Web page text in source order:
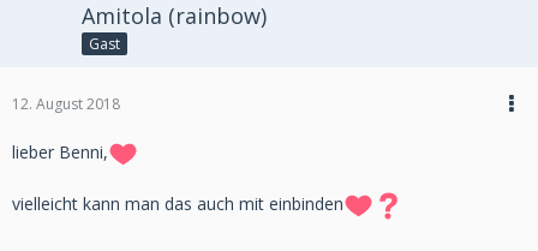
Amitola (rainbow)
Gast
12. August 2018
lieber Benni,
vielleicht kann man das auch mit einbinden